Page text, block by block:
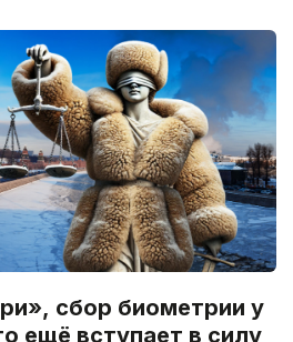
сбор биометрии у
ещё вступает в силу